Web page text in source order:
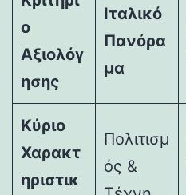
ο
Αξιολόγ
ησης
Ιταλικό
Πανόρα
μα
Κύριο
Χαρακτ
ηριστικ
Πολιτισμ
ός &